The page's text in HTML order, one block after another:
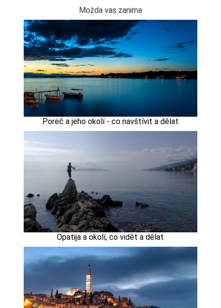
Možda vas zanima
Poreč a jeho okolí - co navštívit a dělat
Opatija a okolí, co vidět a dělat